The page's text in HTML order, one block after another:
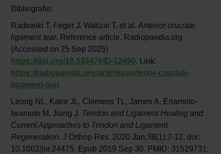
Bibliografie:
Radswiki T, Feger J, Walizai T, et al. Anterior cruciate
ligament tear. Reference article, Radiopaedia.org
(Accessed on 25 Sep 2025)
https://doi.org/10.53347/rID-12490. Link:
https://radiopaedia.org/articles/anterior-cruciate-
ligament-tear
Leong NL, Kator JL, Clemens TL, James A, Enamoto-
Iwamoto M, Jiang J. Tendon and Ligament Healing and
Current Approaches to Tendon and Ligament
Regeneration. J Orthop Res. 2020 Jan;38(1):7-12. doi:
10.1002/jor.24475. Epub 2019 Sep 30. PMID: 31529731;